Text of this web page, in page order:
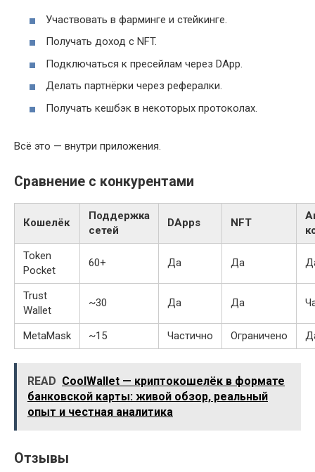
Участвовать в фарминге и стейкинге.
Получать доход с NFT.
Подключаться к пресейлам через DApp.
Делать партнёрки через рефералки.
Получать кешбэк в некоторых протоколах.
Всё это — внутри приложения.
Сравнение с конкурентами
Кошелёк
Поддержка
сетей
DApps NFT
Token
Pocket
60+ Да Да
Trust
Wallet
~30 Да Да
MetaMask ~15 Частично Ограничено
READ CoolWallet — криптокошелёк в формате
банковской карты: живой обзор, реальный
опыт и честная аналитика
Отзывы